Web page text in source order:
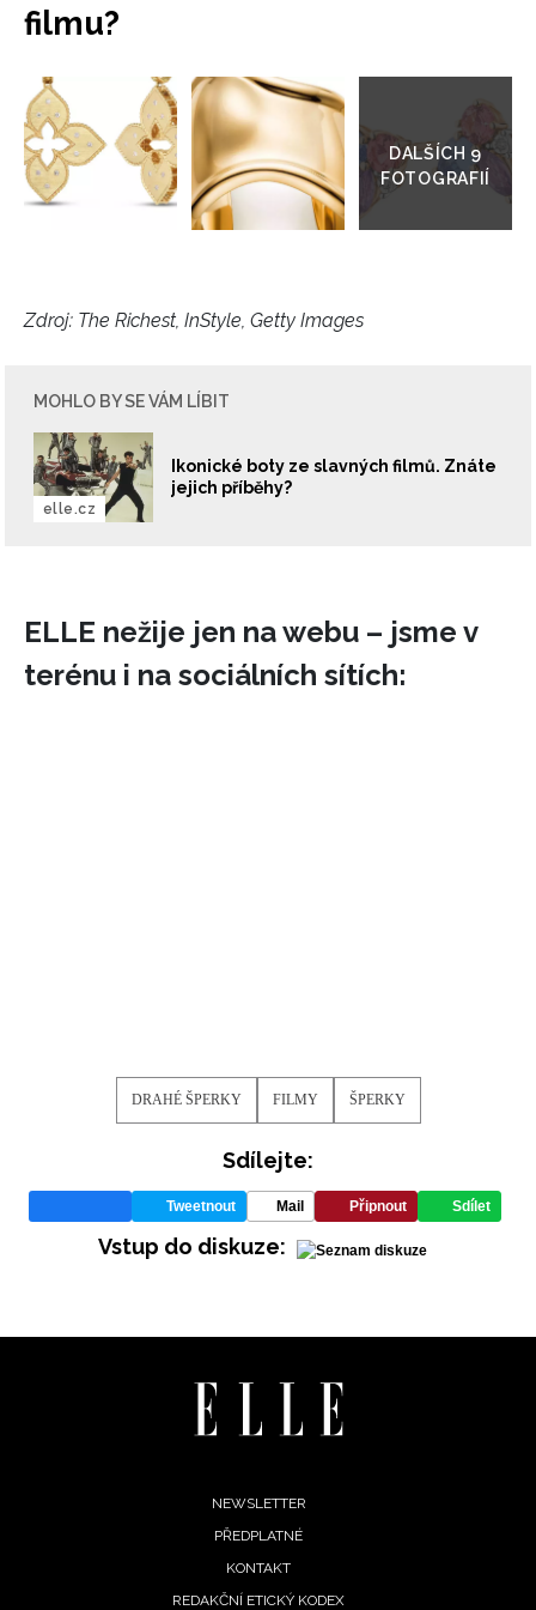
filmu?
galerie
Zdroj: The Richest, InStyle, Getty Images
MOHLO BY SE VÁM LÍBIT
Ikonické boty ze slavných filmů. Znáte
jejich příběhy?
elle.cz
ELLE nežije jen na webu – jsme v
terénu i na sociálních sítích:
DRAHÉ ŠPERKY FILMY ŠPERKY
Sdílejte:
Tweetnout Mail Připnout Sdílet
Vstup do diskuze:
NEWSLETTER
PŘEDPLATNÉ
KONTAKT
REDAKČNÍ ETICKÝ KODEX